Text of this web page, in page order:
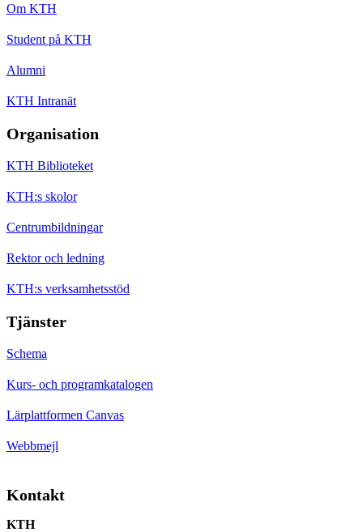
Om KTH
Student på KTH
Alumni
KTH Intranät
Organisation
KTH Biblioteket
KTH:s skolor
Centrumbildningar
Rektor och ledning
KTH:s verksamhetsstöd
Tjänster
Schema
Kurs- och programkatalogen
Lärplattformen Canvas
Webbmejl
Kontakt
KTH